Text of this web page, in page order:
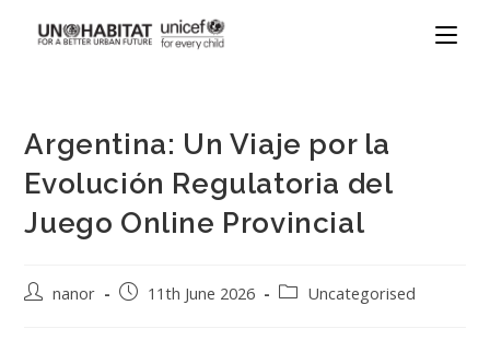
Argentina: Un Viaje por la
Evolución Regulatoria del
Juego Online Provincial
nanor 11th June 2026 Uncategorised